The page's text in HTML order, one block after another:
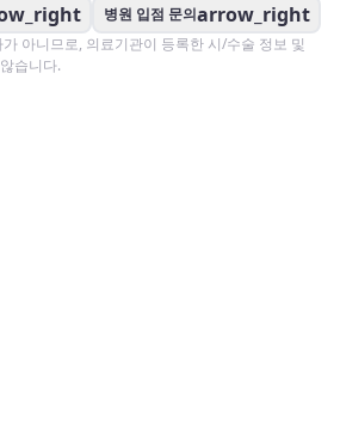
병원 입점 문의arrow_right
아니므로, 의료기관이 등록한 시/수술 정보 및
습니다.